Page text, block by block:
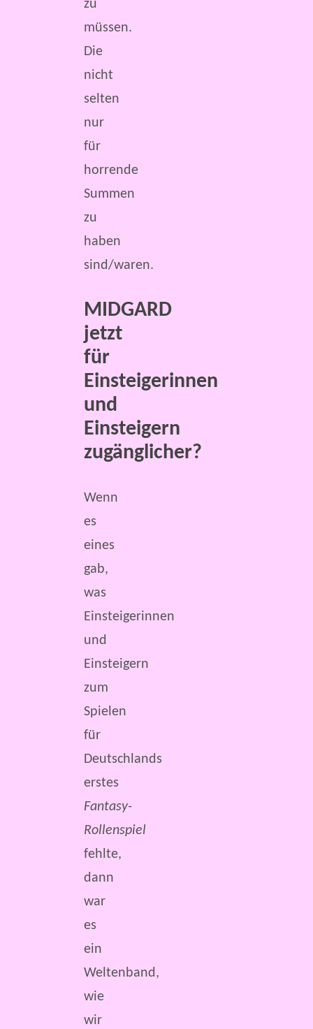
zu
müssen.
Die
nicht
selten
nur
für
horrende
Summen
zu
haben
sind/waren.
MIDGARD
jetzt
für
Einsteigerinnen
und
Einsteigern
zugänglicher?
Wenn
es
eines
gab,
was
Einsteigerinnen
und
Einsteigern
zum
Spielen
für
Deutschlands
erstes
Fantasy-
Rollenspiel
fehlte,
dann
war
es
ein
Weltenband,
wie
wir